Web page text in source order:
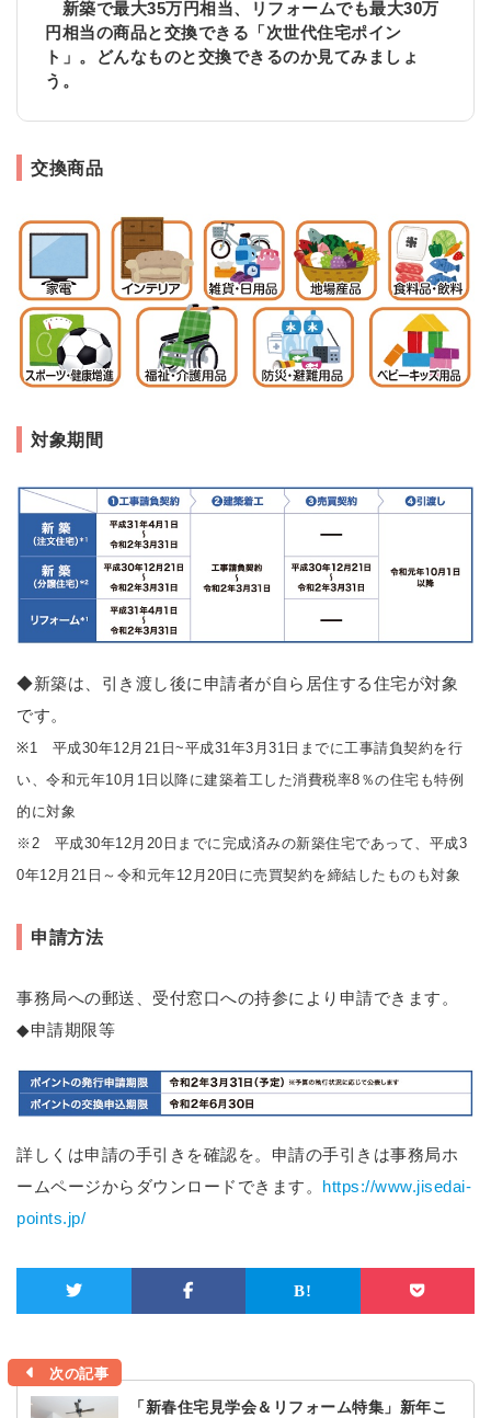
新築で最大35万円相当、リフォームでも最大30万
円相当の商品と交換できる「次世代住宅ポイン
ト」。どんなものと交換できるのか見てみましょ
う。
交換商品
対象期間
◆新築は、引き渡し後に申請者が自ら居住する住宅が対象
です。
※1 平成30年12月21日~平成31年3月31日までに工事請負契約を行
い、令和元年10月1日以降に建築着工した消費税率8％の住宅も特例
的に対象
※2 平成30年12月20日までに完成済みの新築住宅であって、平成3
0年12月21日～令和元年12月20日に売買契約を締結したものも対象
申請方法
事務局への郵送、受付窓口への持参により申請できます。
◆申請期限等
詳しくは申請の手引きを確認を。申請の手引きは事務局ホ
ームページからダウンロードできます。
https://www.jisedai-
points.jp/
次の記事
「新春住宅見学会＆リフォーム特集」新年こ